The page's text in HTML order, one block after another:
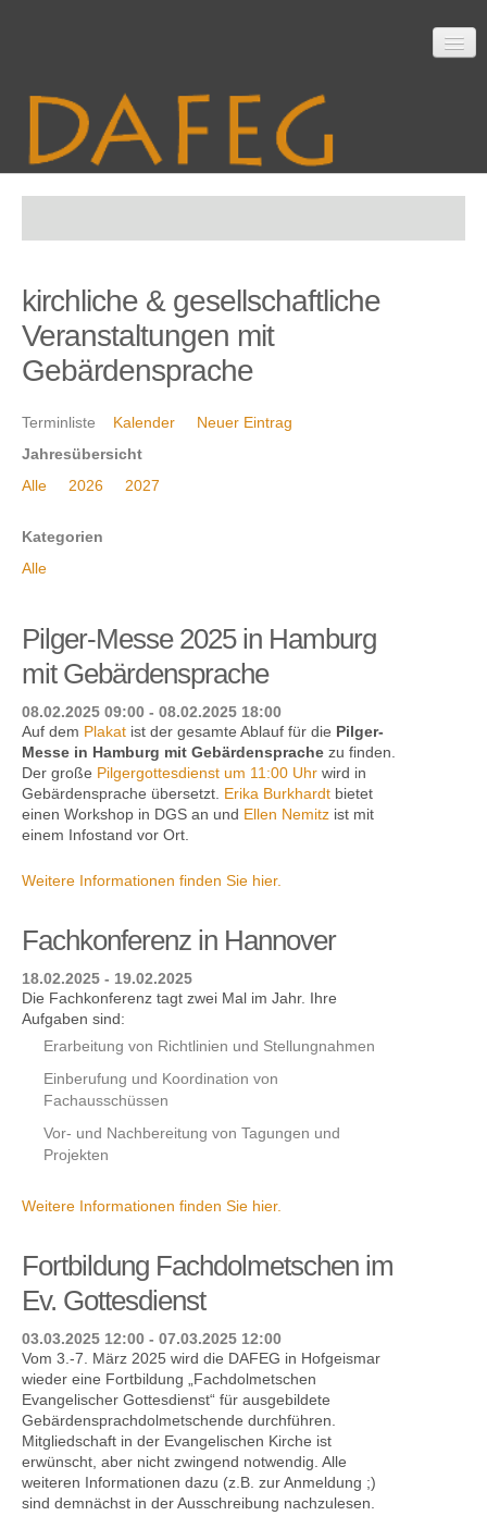
Mitarbeit
Themen
Kontakt
kirchliche & gesellschaftliche
Veranstaltungen mit
Gebärdensprache
Terminliste Kalender
Neuer Eintrag
Jahresübersicht
Alle
2026 2027
Kategorien
Alle
Pilger-Messe 2025 in Hamburg
mit Gebärdensprache
08.02.2025 09:00 - 08.02.2025 18:00
Auf dem Plakat ist der gesamte Ablauf für die Pilger-
Messe in Hamburg mit Gebärdensprache zu finden.
Der große Pilgergottesdienst um 11:00 Uhr wird in
Gebärdensprache übersetzt. Erika Burkhardt bietet
einen Work­shop in DGS an und Ellen Nemitz ist mit
einem Infostand vor Ort.
Weitere Informationen finden Sie hier.
Fachkonferenz in Hannover
18.02.2025 - 19.02.2025
Die Fachkonferenz tagt zwei Mal im Jahr. Ihre
Aufgaben sind:
Erarbeitung von Richtlinien und Stellungnahmen
Einberufung und Koordination von
Fachausschüssen
Vor- und Nachbereitung von Tagungen und
Projekten
Weitere Informationen finden Sie hier.
Fortbildung Fachdolmetschen im
Ev. Gottesdienst
03.03.2025 12:00 - 07.03.2025 12:00
Vom 3.-7. März 2025 wird die DAFEG in Hofgeismar
wieder eine Fortbildung „Fachdolmetschen
Evangelischer Gottesdienst“ für ausgebildete
Gebärdensprachdolmetschende durchführen.
Mitgliedschaft in der Evangelischen Kirche ist
erwünscht, aber nicht zwingend notwendig. Alle
weiteren Informationen dazu (z.B. zur Anmeldung ;)
sind demnächst in der Ausschreibung nachzulesen.